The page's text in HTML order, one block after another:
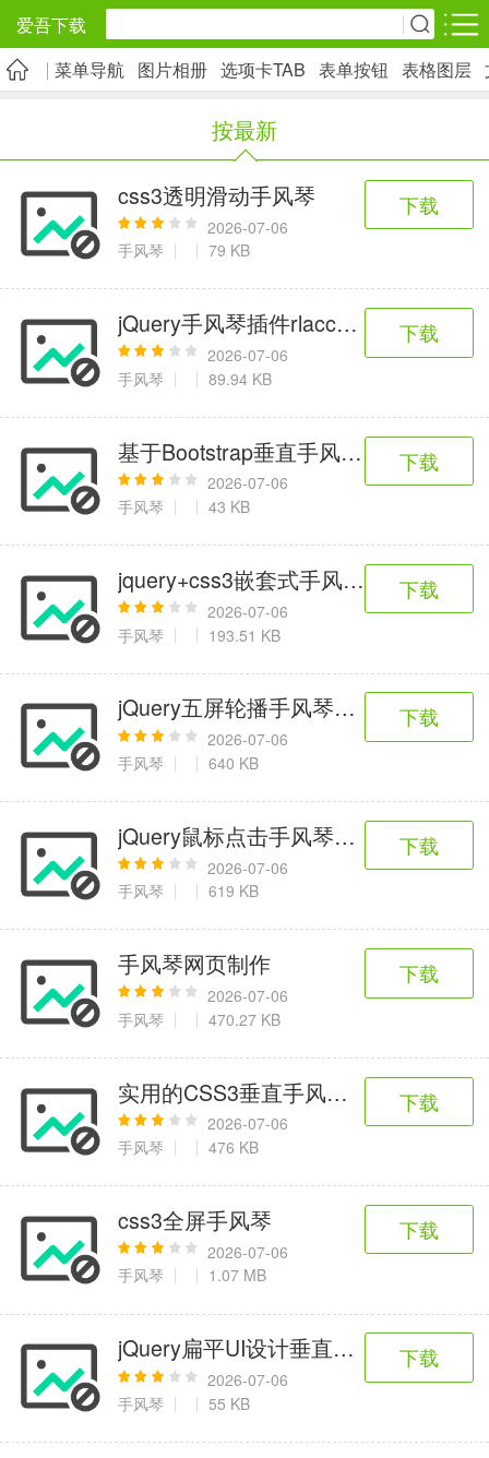
爱吾下载
安卓应用 安卓游戏
社交通讯
2千+款应用
1万+款应用
实用工具
2万+款应用
金融理财
2百+款应用
6千+款应用
资讯阅读
1万+款应用
学习办公
3万+款应用
生活服务
医疗健康
6千+款应用
母婴育儿
2百+款应用
趣味娱乐
图像拍照
9百+款应用
菜单导航 图片相册 选项卡TAB 表单按钮 表格图层
按最新
css3透明滑动手风琴
2026-07-06
手风琴
79 KB
下载
jQuery手风琴插件rlaccordion
2026-07-06
手风琴
89.94 KB
下载
基于Bootstrap垂直手风琴特效
2026-07-06
手风琴
43 KB
下载
jquery+css3嵌套式手风琴特效
2026-07-06
手风琴
193.51 KB
下载
jQuery五屏轮播手风琴代码
2026-07-06
手风琴
640 KB
下载
jQuery鼠标点击手风琴展开特效
2026-07-06
手风琴
619 KB
下载
手风琴网页制作
2026-07-06
手风琴
470.27 KB
下载
实用的CSS3垂直手风琴列表代码
2026-07-06
手风琴
476 KB
下载
css3全屏手风琴
2026-07-06
手风琴
1.07 MB
下载
jQuery扁平UI设计垂直手风琴代码
2026-07-06
手风琴
55 KB
下载